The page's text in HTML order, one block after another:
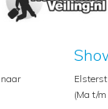
(Ma t/